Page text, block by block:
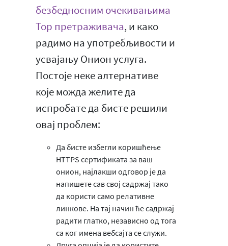
безбедносним очекивањима
Тор претраживача, и како
радимо на употребљивости и
усвајању Онион услуга.
Постоје неке алтернативе
које можда желите да
испробате да бисте решили
овај проблем:
Да бисте избегли коришћење
HTTPS сертификата за ваш
онион, најлакши одговор је да
напишете сав свој садржај тако
да користи само релативне
линкове. На тај начин ће садржај
радити глатко, независно од тога
са ког имена вебсајта се служи.